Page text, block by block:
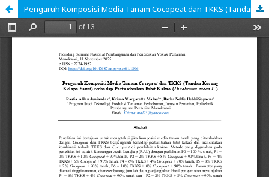
Pengaruh Komposisi Media Tanam Cocopeat dan TKKS (Tandan Kosong Kelapa Sawit) terhadap Pertumbuhan Bibit Kakao (Theobroma cacao L.)